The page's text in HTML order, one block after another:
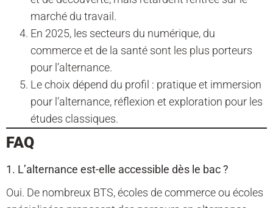
marché du travail.
En 2025, les secteurs du numérique, du
commerce et de la santé sont les plus porteurs
pour l’alternance.
Le choix dépend du profil : pratique et immersion
pour l’alternance, réflexion et exploration pour les
études classiques.
FAQ
1. L’alternance est-elle accessible dès le bac ?
Oui. De nombreux BTS, écoles de commerce ou écoles